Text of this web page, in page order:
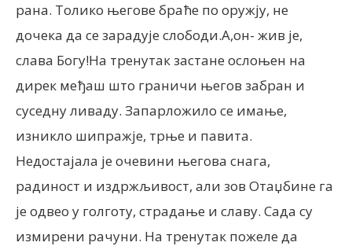
рана. Толико његове браће по оружју, не
дочека да се зарадује слободи.А,он- жив је,
слава Богу!На тренутак застане ослоњен на
дирек међаш што граничи његов забран и
суседну ливаду. Запарложило се имање,
изникло шипражје, трње и павита.
Недостајала је очевини његова снага,
радиност и издржљивост, али зов Отаџбине га
је одвео у голготу, страдање и славу. Сада су
измирени рачуни. На тренутак пожеле да